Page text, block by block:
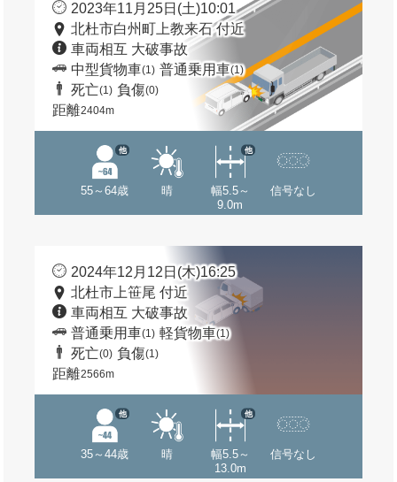
2023年11月25日(土)10:01
北杜市白州町上教来石 付近
車両相互 大破事故
中型貨物車(1) 普通乗用車(1)
死亡(1) 負傷(0)
距離2404m
55～64歳
他
晴
幅5.5～
9.0m
他
信号なし
2024年12月12日(木)16:25
北杜市上笹尾 付近
車両相互 大破事故
普通乗用車(1) 軽貨物車(1)
死亡(0) 負傷(1)
距離2566m
35～44歳
他
晴
幅5.5～
13.0m
他
信号なし